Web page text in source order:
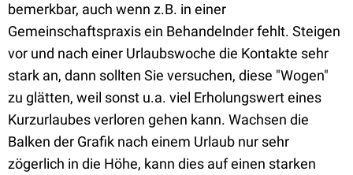
bemerkbar, auch wenn z.B. in einer
Gemeinschaftspraxis ein Behandelnder fehlt. Steigen
vor und nach einer Urlaubswoche die Kontakte sehr
stark an, dann sollten Sie versuchen, diese "Wogen"
zu glätten, weil sonst u.a. viel Erholungswert eines
Kurzurlaubes verloren gehen kann. Wachsen die
Balken der Grafik nach einem Urlaub nur sehr
zögerlich in die Höhe, kann dies auf einen starken